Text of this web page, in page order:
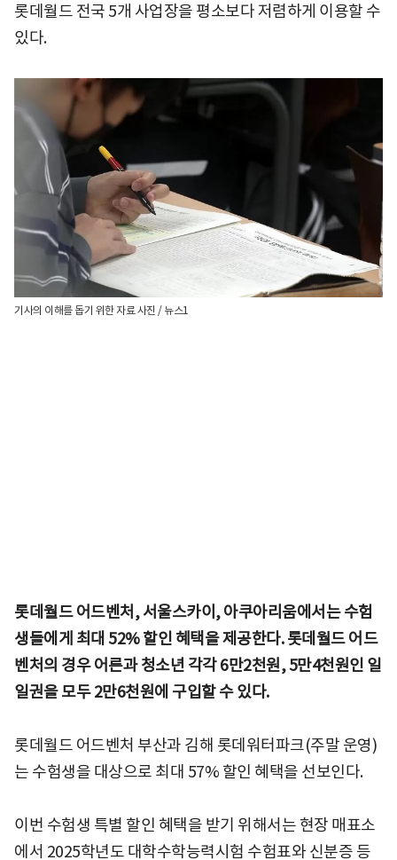
롯데월드 전국 5개 사업장을 평소보다 저렴하게 이용할 수
있다.
기사의 이해를 돕기 위한 자료 사진 / 뉴스1
롯데월드 어드벤처, 서울스카이, 아쿠아리움에서는 수험
생들에게 최대 52% 할인 혜택을 제공한다. 롯데월드 어드
벤처의 경우 어른과 청소년 각각 6만2천원, 5만4천원인 일
일권을 모두 2만6천원에 구입할 수 있다.
롯데월드 어드벤처 부산과 김해 롯데워터파크(주말 운영)
는 수험생을 대상으로 최대 57% 할인 혜택을 선보인다.
이번 수험생 특별 할인 혜택을 받기 위해서는 현장 매표소
에서 2025학년도 대학수학능력시험 수험표와 신분증 등